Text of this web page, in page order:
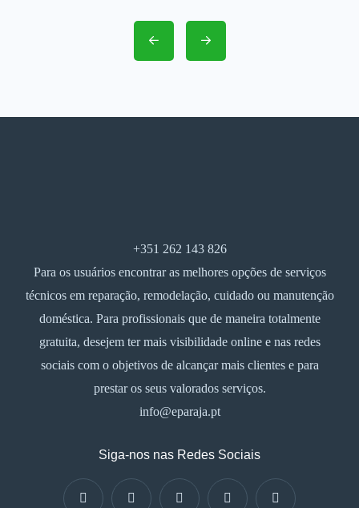
+351 262 143 826
Para os usuários encontrar as melhores opções de serviços
técnicos em reparação, remodelação, cuidado ou manutenção
doméstica. Para profissionais que de maneira totalmente
gratuita, desejem ter mais visibilidade online e nas redes
sociais com o objetivos de alcançar mais clientes e para
prestar os seus valorados serviços.
info@eparaja.pt
Siga-nos nas Redes Sociais